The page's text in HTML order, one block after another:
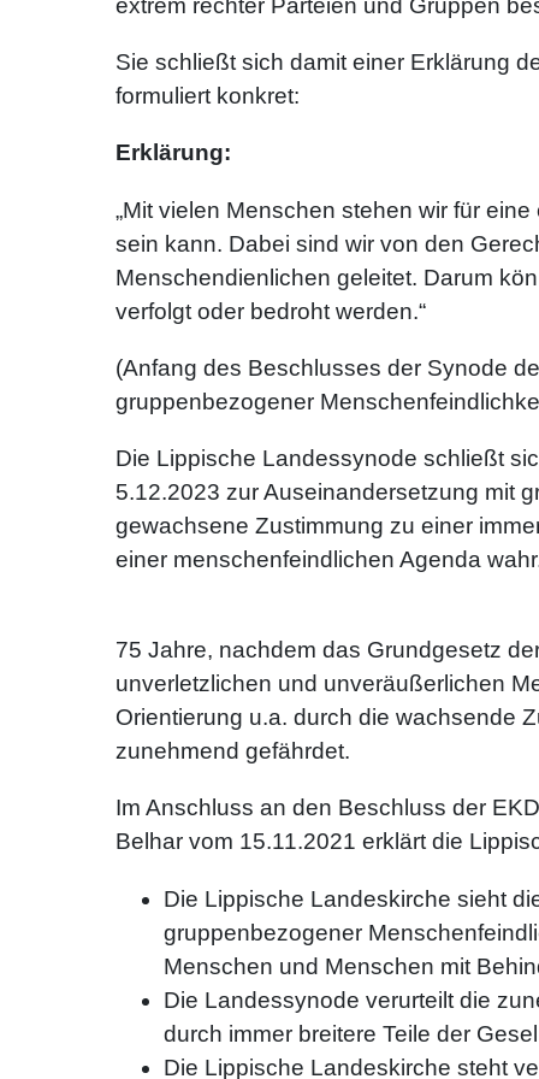
extrem rechter Parteien und Gruppen
Sie schließt sich damit einer Erklärung
formuliert konkret:
Erklärung:
„Mit vielen Menschen stehen wir für
sein kann. Dabei sind wir von den
Menschendienlichen geleitet. Darum
verfolgt oder bedroht werden.“
(Anfang des Beschlusses der Synode
gruppenbezogener
Die Lippische Landessynode schließt
5.12.2023 zur Auseinandersetzung mit
gewachsene Zustimmung zu einer
einer menschenfeindlichen Agenda
75 Jahre, nachdem das Grundgesetz
unverletzlichen und unveräußerlichen
Orientierung u.a. durch die wachsende
zunehmend gefährdet.
Im Anschluss an den Beschluss der
Belhar vom 15.11.2021 erklärt die
Die Lippische Landeskirche sieht
gruppenbezogener
Menschen und Menschen mit
Die Landessynode verurteilt die
durch immer breitere Teile der
Die Lippische Landeskirche steht